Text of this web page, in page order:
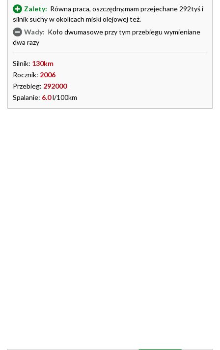
Zalety: Równa praca, oszczędny,mam przejechane 292tyś i
silnik suchy w okolicach miski olejowej też.
Wady: Koło dwumasowe przy tym przebiegu wymieniane
dwa razy
Silnik: 130km
Rocznik: 2006
Przebieg: 292000
Spalanie: 6.0l/100km